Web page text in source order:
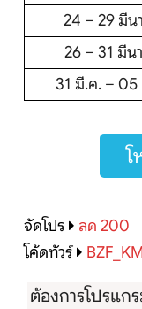
24 – 29 มีน
26 – 31 มีน
31 มี.ค. – 05
โ
จัดโปร
ลด 200
โค้ดทัวร์
ต้องการโปรแก